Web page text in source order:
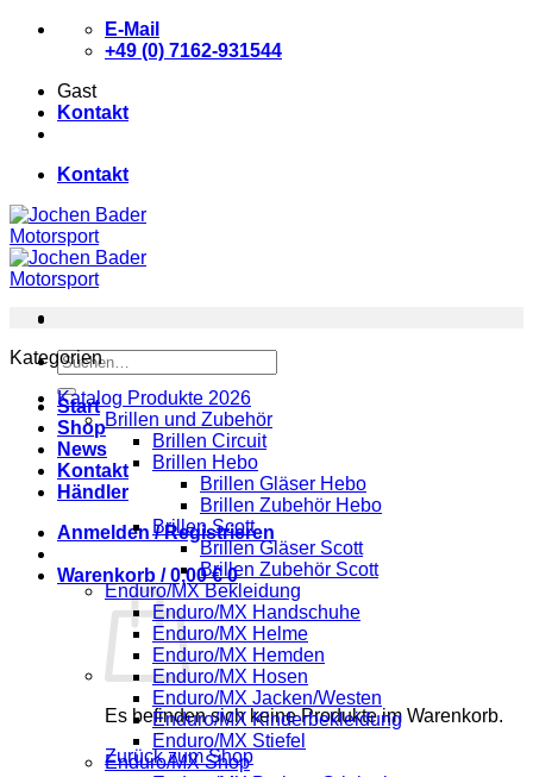
Zum
E-Mail
+49 (0) 7162-931544
Gast
Kontakt
Kontakt
Suchen
nach:
Start
Shop
News
Kontakt
Händler
Anmelden / Registrieren
Warenkorb /0,00€ 0
Es befinden sich keine Produkte im Warenkorb.
Zurück zum Shop
Kategorien
Katalog Produkte 2026
Brillen und Zubehör
Brillen Circuit
Brillen Hebo
Brillen Gläser Hebo
Brillen Zubehör Hebo
Brillen Scott
Brillen Gläser Scott
Brillen Zubehör Scott
Enduro/MX Bekleidung
Enduro/MX Handschuhe
Enduro/MX Helme
Enduro/MX Hemden
Enduro/MX Hosen
Enduro/MX Jacken/Westen
Enduro/MX Kinderbekleidung
Enduro/MX Stiefel
Enduro/MX Shop